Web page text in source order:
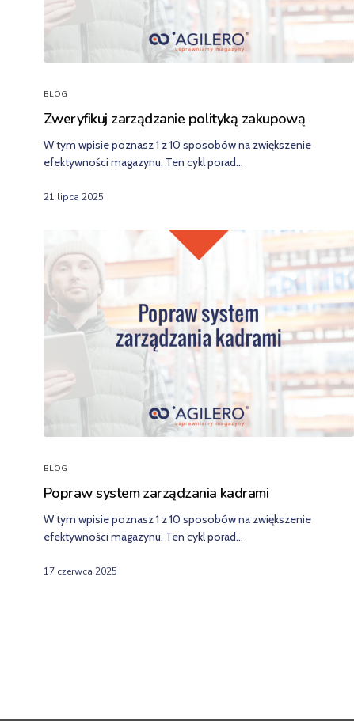
BLOG
Zweryfikuj zarządzanie polityką zakupową
W tym wpisie poznasz 1 z 10 sposobów na zwiększenie
efektywności magazynu. Ten cykl porad…
21 lipca 2025
BLOG
Popraw system zarządzania kadrami
W tym wpisie poznasz 1 z 10 sposobów na zwiększenie
efektywności magazynu. Ten cykl porad…
17 czerwca 2025